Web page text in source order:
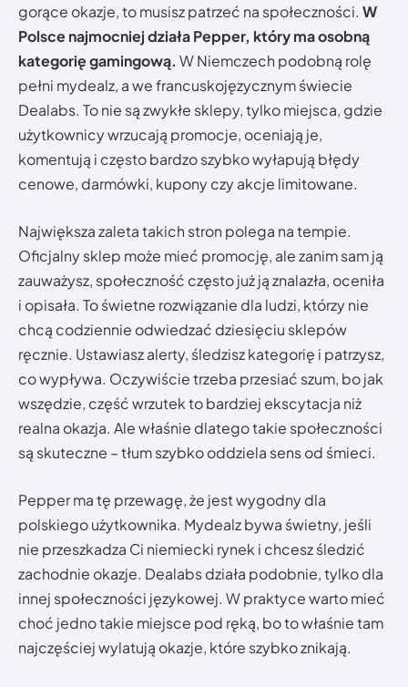
gorące okazje, to musisz patrzeć na społeczności. W
Polsce najmocniej działa Pepper, który ma osobną
kategorię gamingową. W Niemczech podobną rolę
pełni mydealz, a we francuskojęzycznym świecie
Dealabs. To nie są zwykłe sklepy, tylko miejsca, gdzie
użytkownicy wrzucają promocje, oceniają je,
komentują i często bardzo szybko wyłapują błędy
cenowe, darmówki, kupony czy akcje limitowane.
Największa zaleta takich stron polega na tempie.
Oficjalny sklep może mieć promocję, ale zanim sam ją
zauważysz, społeczność często już ją znalazła, oceniła
i opisała. To świetne rozwiązanie dla ludzi, którzy nie
chcą codziennie odwiedzać dziesięciu sklepów
ręcznie. Ustawiasz alerty, śledzisz kategorię i patrzysz,
co wypływa. Oczywiście trzeba przesiać szum, bo jak
wszędzie, część wrzutek to bardziej ekscytacja niż
realna okazja. Ale właśnie dlatego takie społeczności
są skuteczne – tłum szybko oddziela sens od śmieci.
Pepper ma tę przewagę, że jest wygodny dla
polskiego użytkownika. Mydealz bywa świetny, jeśli
nie przeszkadza Ci niemiecki rynek i chcesz śledzić
zachodnie okazje. Dealabs działa podobnie, tylko dla
innej społeczności językowej. W praktyce warto mieć
choć jedno takie miejsce pod ręką, bo to właśnie tam
najczęściej wylatują okazje, które szybko znikają.